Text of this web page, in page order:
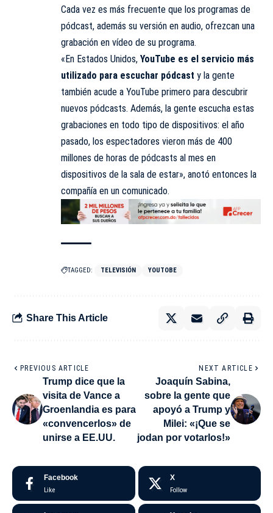
Cada vez es más frecuente que los programas de
pódcast, además su versión en audio, ofrezcan una
grabación en vídeo de su programa.
«En Estados Unidos, YouTube es el servicio más
utilizado para escuchar pódcast y la gente
también acude a YouTube primero para descubrir
nuevos pódcasts. Además, la gente escucha estas
grabaciones en todo tipo de dispositivos: el año
pasado, los espectadores vieron más de 400
millones de horas de pódcasts al mes en
dispositivos de la sala de estar», anotó entonces la
compañía en un comunicado.
TAGGED: TELEVISIÓN YOUTOBE
Share This Article
PREVIOUS ARTICLE
Trump dice que la
visita de Vance a
Groenlandia es para
«convencerlos» de
unirse a EE.UU.
NEXT ARTICLE
Joaquín Sabina,
sobre la gente que
apoyó a Trump y
Milei: «¡Que se
jodan por votarlos!»
Facebook
Like
X
Follow